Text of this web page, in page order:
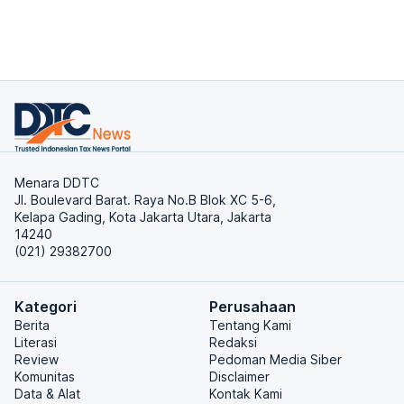
Menara DDTC
Jl. Boulevard Barat. Raya No.B Blok XC 5-6,
Kelapa Gading, Kota Jakarta Utara, Jakarta
14240
(021) 29382700
Kategori
Berita
Literasi
Review
Komunitas
Data & Alat
Perusahaan
Tentang Kami
Redaksi
Pedoman Media Siber
Disclaimer
Kontak Kami